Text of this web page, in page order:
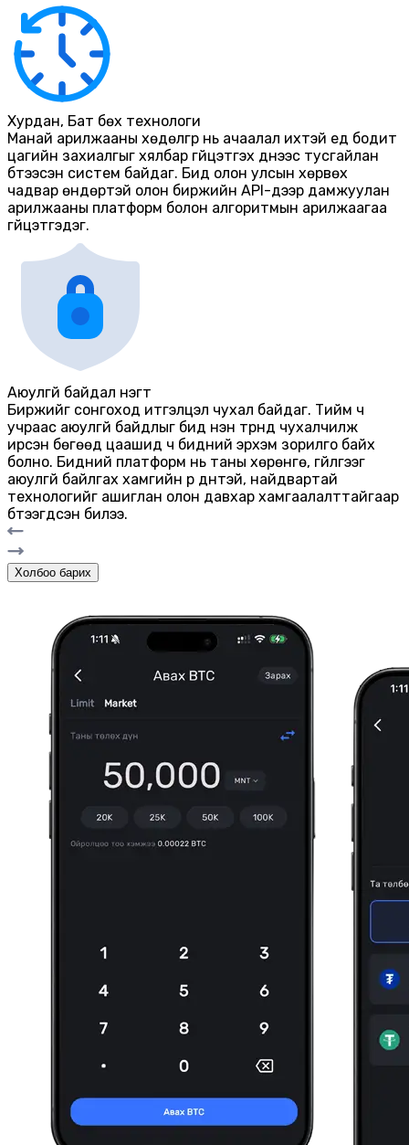
Хурдан, Бат бөх технологи
Манай арилжааны хөдөлгүүр нь ачаалал ихтэй үед бодит
цагийн захиалгыг хялбар гүйцэтгэх үүднээс тусгайлан
бүтээсэн систем байдаг. Бид олон улсын хөрвөх
чадвар өндөртэй олон биржийн API-үүдээр дамжуулан
арилжааны платформ болон алгоритмын арилжаагаа
гүйцэтгэдэг.
Аюулгүй байдал нэгт
Биржийг сонгоход итгэлцэл чухал байдаг. Тийм ч
учраас аюулгүй байдлыг бид нэн түрүүнд чухалчилж
ирсэн бөгөөд цаашид ч бидний эрхэм зорилго байх
болно. Бидний платформ нь таны хөрөнгө, гүйлгээг
аюулгүй байлгах хамгийн үр дүнтэй, найдвартай
технологийг ашиглан олон давхар хамгаалалттайгаар
бүтээгдсэн билээ.
Холбоо барих